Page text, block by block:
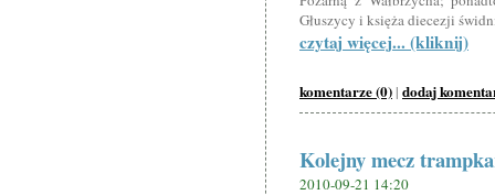
Głuszycy i księża diecezji
czytaj więcej... (kliknij)
komentarze (0) | dodaj
Kolejny mecz
2010-09-21 14:20